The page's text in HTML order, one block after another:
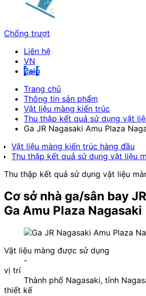
Chống trượt
Liên hệ
Zalo
Trang chủ
Thông tin sản phẩm
Vật liệu màng kiến trúc
Thu thập kết quả sử dụng vật
Ga JR Nagasaki Amu Plaza
Vật liệu màng kiến trúc hàng đầu
Thu thập kết quả sử dụng vật liệu
Thu thập kết quả sử dụng vật liệu
Cơ sở nhà ga/sân bay
Ga Amu Plaza Nagasaki
Vật liệu màng được sử dụng
-
vị trí
Thành phố Nagasaki, tỉnh
thiết kế